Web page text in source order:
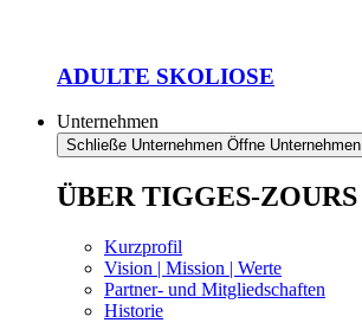
ADULTE SKOLIOSE
Unternehmen
Schließe Unternehmen Öffne Unternehmen
ÜBER TIGGES-ZOURS
Kurzprofil
Vision | Mission | Werte
Partner- und Mitgliedschaften
Historie